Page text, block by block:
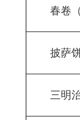
春卷
披萨
三明